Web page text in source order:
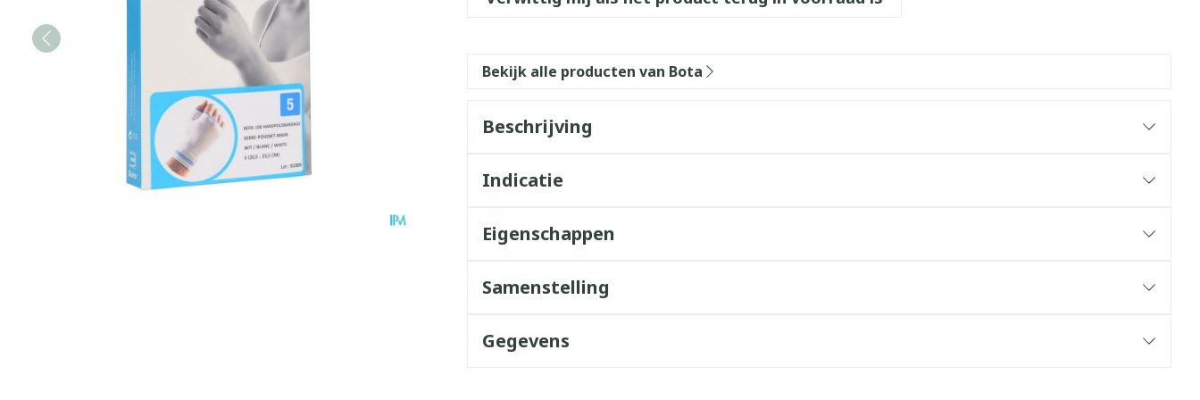
Bekijk alle producten van Bota
Beschrijving
Indicatie
Eigenschappen
Samenstelling
Gegevens